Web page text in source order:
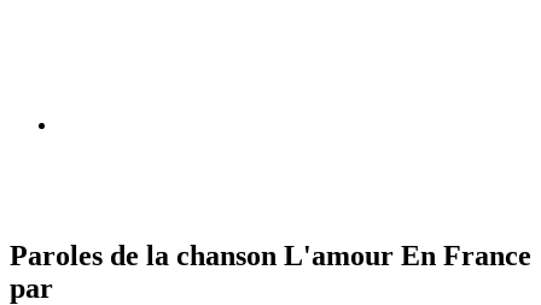
Paroles de la chanson L'amour En France
par